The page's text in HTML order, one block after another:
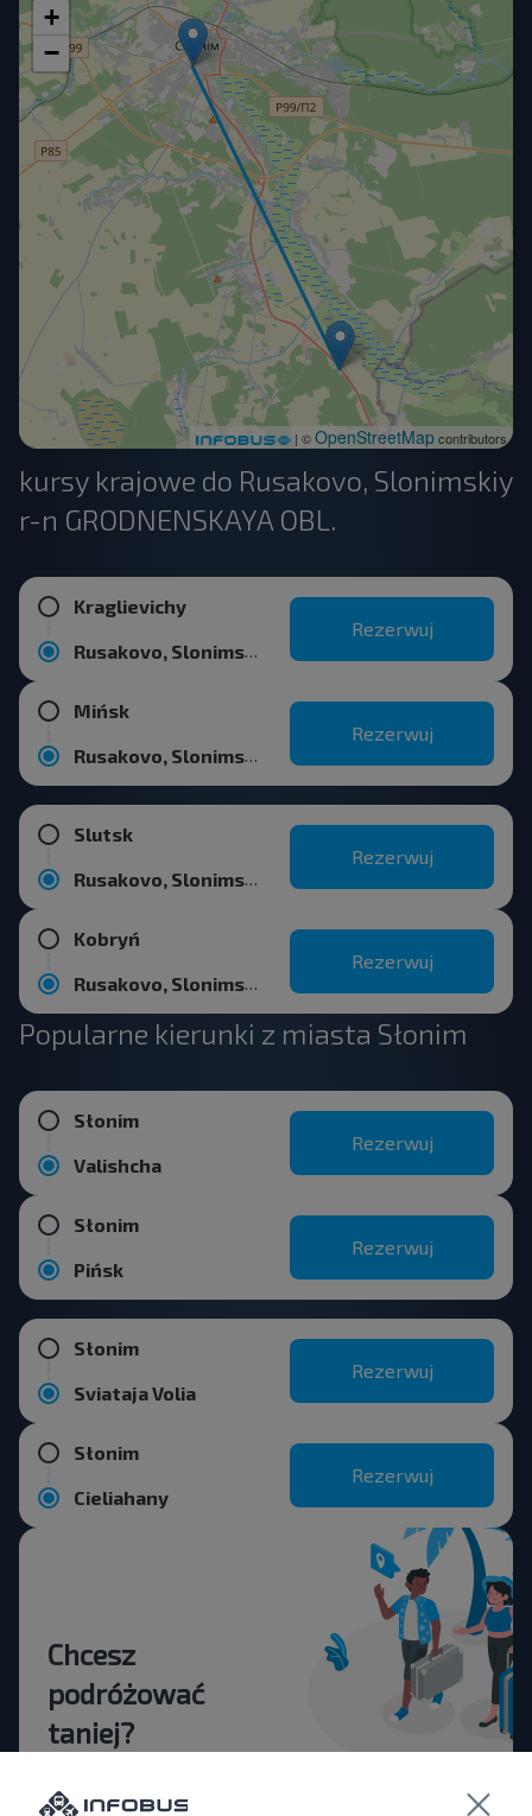
+
−
| ©OpenStreetMapcontributors
kursy krajowe do Rusakovo, Slonimskiy
r-n GRODNENSKAYA OBL.
Kraglievichy
Rusakovo, Slonimskiy r-n GRODNENSKAYA OBL.
Rezerwuj
Mińsk
Rusakovo, Slonimskiy r-n GRODNENSKAYA OBL.
Rezerwuj
Slutsk
Rusakovo, Slonimskiy r-n GRODNENSKAYA OBL.
Rezerwuj
Kobryń
Rusakovo, Slonimskiy r-n GRODNENSKAYA OBL.
Rezerwuj
Popularne kierunki z miasta Słonim
Słonim
Valishcha
Rezerwuj
Słonim
Pińsk
Rezerwuj
Słonim
Sviataja Volia
Rezerwuj
Słonim
Cieliahany
Rezerwuj
Chcesz
podróżować
taniej?
ofert od serwisu INFOBUS. Zapisz się do